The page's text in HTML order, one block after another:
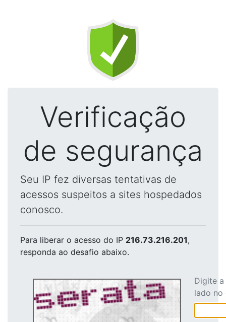
Verificação
de segurança
Seu IP fez diversas tentativas de
acessos suspeitos a sites hospedados
conosco.
Para liberar o acesso do IP 216.73.216.201,
responda ao desafio abaixo.
Digite
lado no